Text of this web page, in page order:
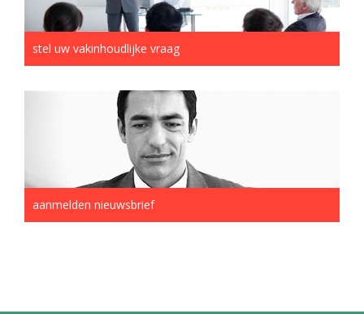
stel uw vakinhoudlijke vraag
aanmelden nieuwsbrief